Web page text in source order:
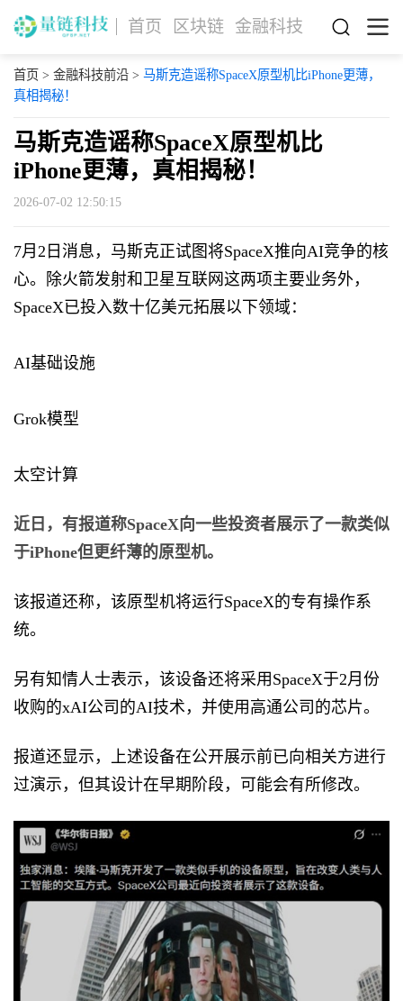
首页 区块链 金融科技
首页 > 金融科技前沿> 马斯克造谣称SpaceX原型机比iPhone更薄，
真相揭秘！
马斯克造谣称SpaceX原型机比
iPhone更薄，真相揭秘！
2026-07-02 12:50:15
7月2日消息，马斯克正试图将SpaceX推向AI竞争的核
心。除火箭发射和卫星互联网这两项主要业务外，
SpaceX已投入数十亿美元拓展以下领域：
AI基础设施
Grok模型
太空计算
近日，有报道称SpaceX向一些投资者展示了一款类似
于iPhone但更纤薄的原型机。
该报道还称，该原型机将运行SpaceX的专有操作系
统。
另有知情人士表示，该设备还将采用SpaceX于2月份
收购的xAI公司的AI技术，并使用高通公司的芯片。
报道还显示，上述设备在公开展示前已向相关方进行
过演示，但其设计在早期阶段，可能会有所修改。